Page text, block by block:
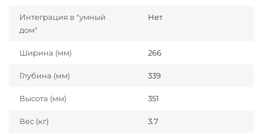
Интеграция в "умный
дом"
Нет
Ширина (мм) 266
Глубина (мм) 339
Высота (мм) 351
Вес (кг) 3.7